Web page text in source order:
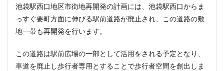
池袋駅西口地区市街地再開発の計画には、池袋駅西口からま
っすぐ要町方面に伸びる駅前道路が廃止され、この道路の敷
地一帯も再開発を行います。
この道路は駅前広場の一部として活用をされる予定となり、
車道を廃止し歩行者専用とすることで歩行者空間を創出しま